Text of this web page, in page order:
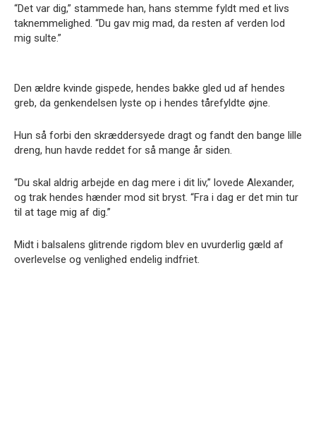
“Det var dig,” stammede han, hans stemme fyldt med et livs
taknemmelighed. “Du gav mig mad, da resten af verden lod
mig sulte.”
Den ældre kvinde gispede, hendes bakke gled ud af hendes
greb, da genkendelsen lyste op i hendes tårefyldte øjne.
Hun så forbi den skræddersyede dragt og fandt den bange lille
dreng, hun havde reddet for så mange år siden.
“Du skal aldrig arbejde en dag mere i dit liv,” lovede Alexander,
og trak hendes hænder mod sit bryst. “Fra i dag er det min tur
til at tage mig af dig.”
Midt i balsalens glitrende rigdom blev en uvurderlig gæld af
overlevelse og venlighed endelig indfriet.